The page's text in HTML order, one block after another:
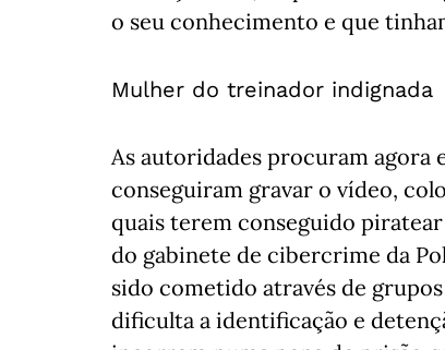
o seu conhecimento e que
Mulher do treinador indignada
As autoridades procuram
conseguiram gravar o vídeo,
quais terem conseguido
do gabinete de cibercrime da
sido cometido através de
dificulta a identificação e